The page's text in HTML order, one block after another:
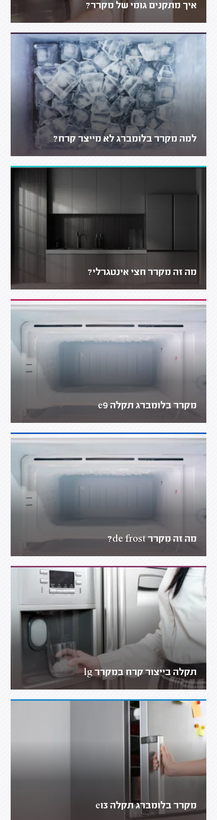
איך מתקנים גומי של מקרר?
למה מקרר בלומברג לא מייצר קרח?
מה זה מקרר חצי אינטגרלי?
מקרר בלומברג תקלה e9
מה זה מקרר de frost?
תקלה בייצור קרח במקרר lg
מקרר בלומברג תקלה e13